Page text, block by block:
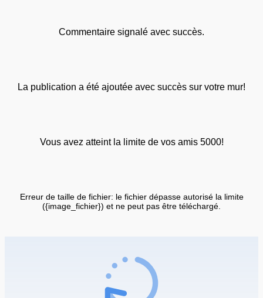
Commentaire signalé avec succès.
La publication a été ajoutée avec succès sur votre mur!
Vous avez atteint la limite de vos amis 5000!
Erreur de taille de fichier: le fichier dépasse autorisé la limite
({image_fichier}) et ne peut pas être téléchargé.